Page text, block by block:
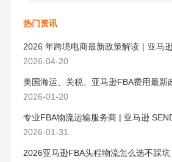
热门资讯
2026-04-20
2026-01-20
2026-01-31